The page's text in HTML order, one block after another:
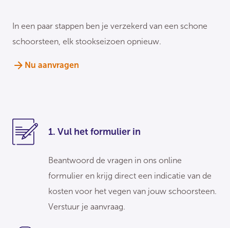
In een paar stappen ben je verzekerd van een schone
schoorsteen, elk stookseizoen opnieuw.
Nu aanvragen
1. Vul het formulier in
Beantwoord de vragen in ons online
formulier en krijg direct een indicatie van de
kosten voor het vegen van jouw schoorsteen.
Verstuur je aanvraag.